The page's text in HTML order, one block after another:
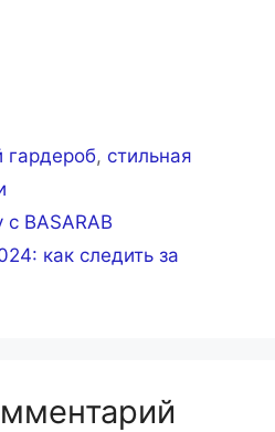
гардероб, стильная
BASARAB
как следить за